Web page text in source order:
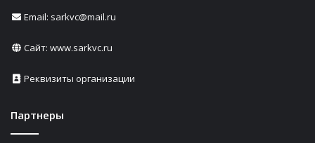
Email: sarkvc@mail.ru
Сайт: www.sarkvc.ru
Реквизиты организации
Партнеры